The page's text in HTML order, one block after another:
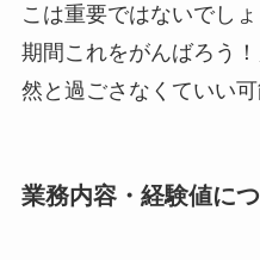
こは重要ではないでし
期間これをがんばろう
然と過ごさなくていい可
業務内容・経験値に